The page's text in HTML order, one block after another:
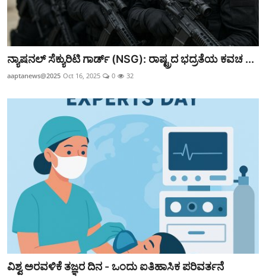
ನ್ಯಾಷನಲ್ ಸೆಕ್ಯುರಿಟಿ ಗಾರ್ಡ್ (NSG): ರಾಷ್ಟ್ರದ ಭದ್ರತೆಯ ಕವಚ ...
aaptanews@2025 Oct 16, 2025 0 32
ವಿಶ್ವ ಅರವಳಿಕೆ ತಜ್ಞರ ದಿನ - ಒಂದು ಐತಿಹಾಸಿಕ ಪರಿವರ್ತನೆ